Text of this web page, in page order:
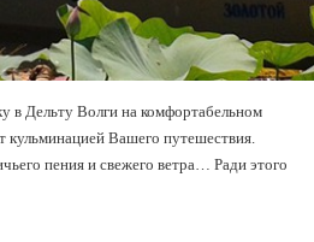
в Дельту Волги на комфортабельном
кульминацией Вашего путешествия.
пения и свежего ветра… Ради этого